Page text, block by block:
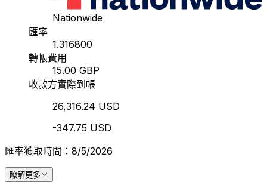
Nationwide
匯率
1.316800
轉帳費用
15.00 GBP
收款方實際到帳
26,316.24 USD
-347.75 USD
匯率獲取時間：8/5/2026
瞭解更多